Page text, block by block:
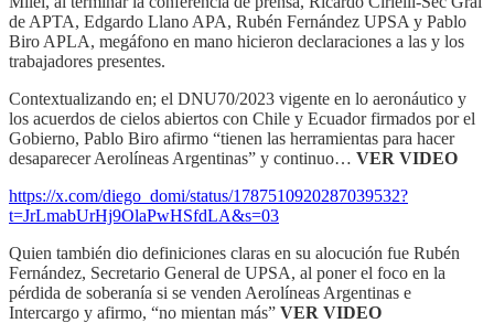
de APTA, Edgardo Llano APA, Rubén Fernández UPSA y Pablo
Biro APLA, megáfono en mano hicieron declaraciones a las y los
trabajadores presentes.
Contextualizando en; el DNU70/2023 vigente en lo aeronáutico y
los acuerdos de cielos abiertos con Chile y Ecuador firmados por el
Gobierno, Pablo Biro afirmo “tienen las herramientas para hacer
desaparecer Aerolíneas Argentinas” y continuo… VER VIDEO
https://x.com/diego_domi/status/1787510920287039532?
t=JrLmabUrHj9OlaPwHSfdLA&s=03
Quien también dio definiciones claras en su alocución fue Rubén
Fernández, Secretario General de UPSA, al poner el foco en la
pérdida de soberanía si se venden Aerolíneas Argentinas e
Intercargo y afirmo, “no mientan más” VER VIDEO